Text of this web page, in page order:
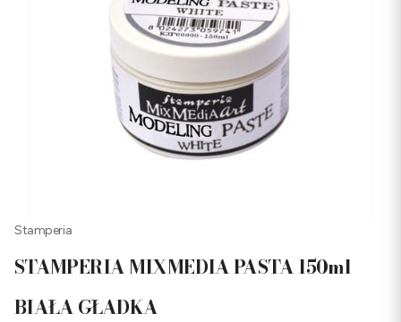
Stamperia
STAMPERIA MIXMEDIA PASTA 150ml
BIAŁA GŁADKA